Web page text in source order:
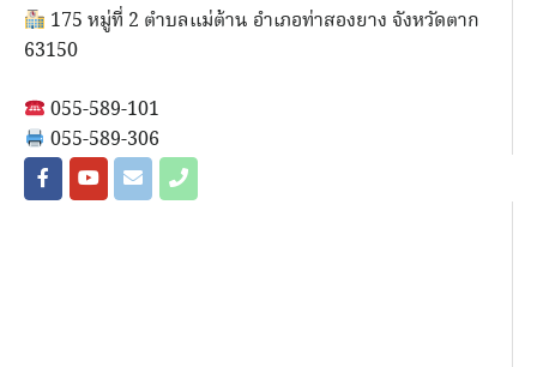
175 หมู่ที่ 2 ตำบลแม่ต้าน อำเภอท่าสองยาง จังหวัดตาก
63150
055-589-101
055-589-306